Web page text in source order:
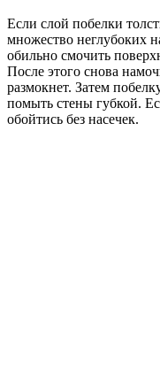
Если слой побелки
множество неглубоких
обильно смочить
После этого снова
размокнет. Затем
помыть стены губкой.
обойтись без насечек.